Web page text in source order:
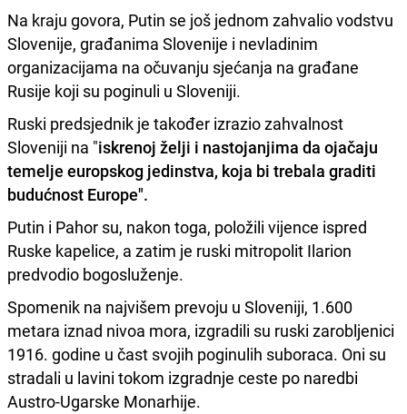
Na kraju govora, Putin se još jednom zahvalio vodstvu
Slovenije, građanima Slovenije i nevladinim
organizacijama na očuvanju sjećanja na građane
Rusije koji su poginuli u Sloveniji.
Ruski predsjednik je također izrazio zahvalnost
Sloveniji na "iskrenoj želji i nastojanjima da ojačaju
temelje europskog jedinstva, koja bi trebala graditi
budućnost Europe".
Putin i Pahor su, nakon toga, položili vijence ispred
Ruske kapelice, a zatim je ruski mitropolit Ilarion
predvodio bogosluženje.
Spomenik na najvišem prevoju u Sloveniji, 1.600
metara iznad nivoa mora, izgradili su ruski zarobljenici
1916. godine u čast svojih poginulih suboraca. Oni su
stradali u lavini tokom izgradnje ceste po naredbi
Austro-Ugarske Monarhije.